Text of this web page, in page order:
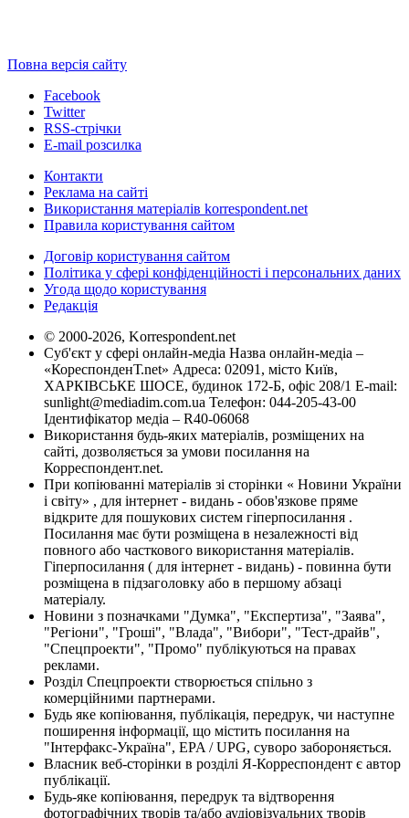
Повна версія сайту
Facebook
Twitter
RSS-стрічки
E-mail розсилка
Контакти
Реклама на сайті
Використання матеріалів korrespondent.net
Правила користування сайтом
Договір користування сайтом
Політика у сфері конфіденційності і персональних даних
Угода щодо користування
Редакція
© 2000-2026, Korrespondent.net
Суб'єкт у сфері онлайн-медіа Назва онлайн-медіа –
«КореспонденТ.net» Адреса: 02091, місто Київ,
ХАРКІВСЬКЕ ШОСЕ, будинок 172-Б, офіс 208/1 E-mail:
sunlight@mediadim.com.ua Телефон: 044-205-43-00
Ідентифікатор медіа – R40-06068
Використання будь-яких матеріалів, розміщених на
сайті, дозволяється за умови посилання на
Корреспондент.net.
При копіюванні матеріалів зі сторінки « Новини України
і світу» , для інтернет - видань - обов'язкове пряме
відкрите для пошукових систем гіперпосилання .
Посилання має бути розміщена в незалежності від
повного або часткового використання матеріалів.
Гіперпосилання ( для інтернет - видань) - повинна бути
розміщена в підзаголовку або в першому абзаці
матеріалу.
Новини з позначками "Думка", "Експертиза", "Заява",
"Регіони", "Гроші", "Влада", "Вибори", "Тест-драйв",
"Спецпроекти", "Промо" публікуються на правах
реклами.
Розділ Спецпроекти створюється спільно з
комерційними партнерами.
Будь яке копіювання, публікація, передрук, чи наступне
поширення інформації, що містить посилання на
"Інтерфакс-Україна", EPA / UPG, суворо забороняється.
Власник веб-сторінки в розділі Я-Корреспондент є автор
публікації.
Будь-яке копіювання, передрук та відтворення
фотографічних творів та/або аудіовізуальних творів